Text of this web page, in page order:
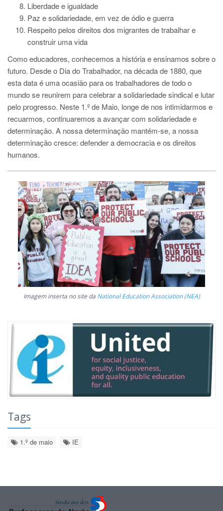
Liberdade e igualdade
Paz e solidariedade, em vez de ódio e guerra
Respeito pelos direitos dos migrantes de trabalhar e
construir uma vida
Como educadores, conhecemos a história e ensinamos sobre o
futuro. Desde o Dia do Trabalhador, na década de 1880, que
esta data é uma ocasião para os trabalhadores de todo o
mundo se reunirem para celebrar a solidariedade sindical e lutar
pelo progresso. Neste 1.º de Maio, longe de nos intimidarmos e
recuarmos, continuaremos a avançar com solidariedade e
determinação. A nossa determinação mantém-se, a nossa
determinação cresce: defender a democracia e os direitos
humanos.
Imagem inserta no site da National Education Association (NEA)
Tags
1.º de maio IE